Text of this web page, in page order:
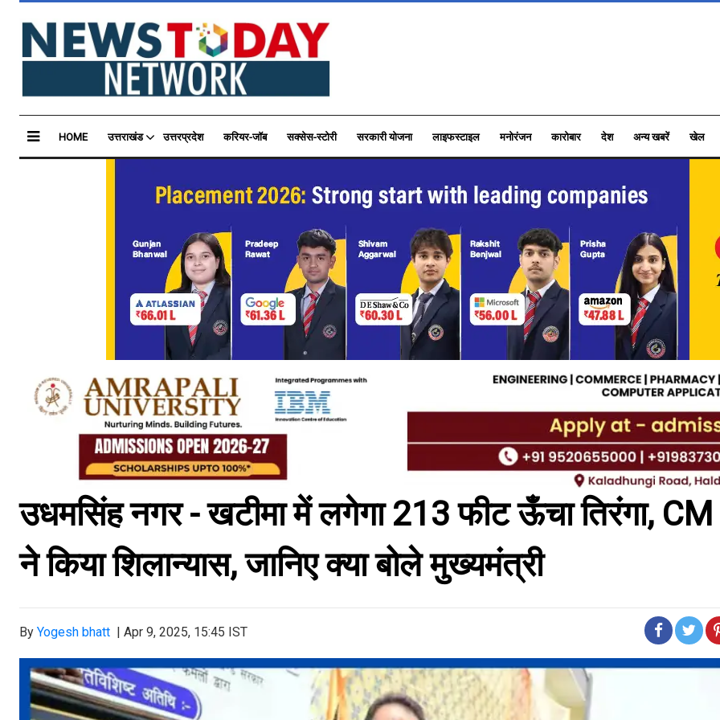
HOME उत्तराखंड उत्तरप्रदेश करियर-जॉब सक्सेस-स्टोरी सरकारी योजना लाइफस्टाइल मनोरंजन कारोबार देश अन्य खबरें खेल
उधमसिंह नगर - खटीमा में लगेगा 213 फीट ऊँचा तिरंगा, CM
ने किया शिलान्यास, जानिए क्या बोले मुख्यमंत्री
By Yogesh bhatt | Apr 9, 2025, 15:45 IST